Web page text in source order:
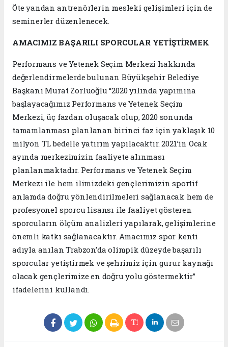
Öte yandan antrenörlerin mesleki gelişimleri için de
seminerler düzenlenecek.
AMACIMIZ BAŞARILI SPORCULAR YETİŞTİRMEK
Performans ve Yetenek Seçim Merkezi hakkında
değerlendirmelerde bulunan Büyükşehir Belediye
Başkanı Murat Zorluoğlu “2020 yılında yapımına
başlayacağımız Performans ve Yetenek Seçim
Merkezi, üç fazdan oluşacak olup, 2020 sonunda
tamamlanması planlanan birinci faz için yaklaşık 10
milyon TL bedelle yatırım yapılacaktır. 2021’in Ocak
ayında merkezimizin faaliyete alınması
planlanmaktadır. Performans ve Yetenek Seçim
Merkezi ile hem ilimizdeki gençlerimizin sportif
anlamda doğru yönlendirilmeleri sağlanacak hem de
profesyonel sporcu lisansı ile faaliyet gösteren
sporcuların ölçüm analizleri yapılarak, gelişimlerine
önemli katkı sağlanacaktır. Amacımız spor kenti
adıyla anılan Trabzon’da olimpik düzeyde başarılı
sporcular yetiştirmek ve şehrimiz için gurur kaynağı
olacak gençlerimize en doğru yolu göstermektir”
ifadelerini kullandı.